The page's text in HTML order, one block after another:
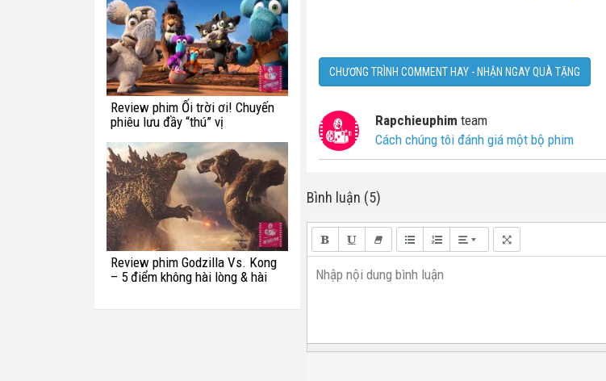
Review phim Ối trời ơi! Chuyến
phiêu lưu đầy “thú” vị
Review phim Godzilla Vs. Kong
– 5 điểm không hài lòng & hài
CHƯƠNG TRÌNH COMMENT HAY - NHẬN NGAY QUÀ TẶNG
Rapchieuphim team
Cách chúng tôi đánh giá một bộ phim
Bình luận (5)
Nhập nội dung bình luận